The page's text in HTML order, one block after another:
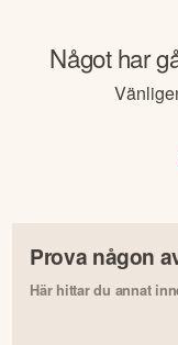
Något har
Prova någon
Här hittar du annat